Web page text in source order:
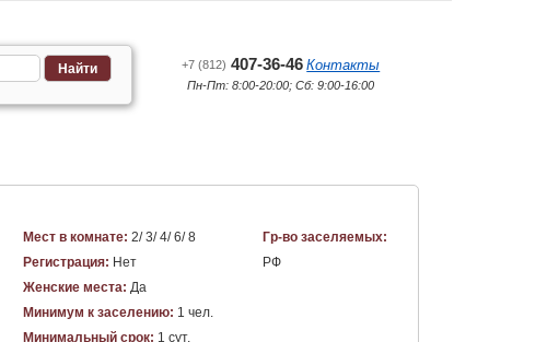
Найти +7 (812) 407-36-46 Контакты
Пн-Пт: 8:00-20:00; Сб: 9:00-16:00
Мест в комнате: 2/ 3/ 4/ 6/ 8
Регистрация: Нет
Женские места: Да
Минимум к заселению: 1 чел.
Минимальный срок: 1 сут.
Гр-во заселяемых:
РФ